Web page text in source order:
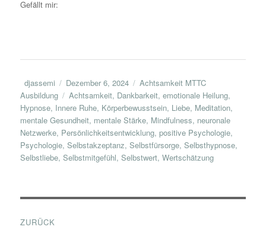
Gefällt mir:
Autor
djassemi
Veröffentlicht
am
Dezember 6, 2024 Kategorien
Achtsamkeit MTTC
Ausbildung
Schlagwörter
Achtsamkeit, Dankbarkeit,emotionale Heilung,
Hypnose, Innere Ruhe, Körperbewusstsein, Liebe, Meditation,
mentale Gesundheit, mentale Stärke, Mindfulness, neuronale
Netzwerke, Persönlichkeitsentwicklung,positive Psychologie,
Psychologie,Selbstakzeptanz,Selbstfürsorge,Selbsthypnose,
Selbstliebe,Selbstmitgefühl,Selbstwert,Wertschätzung
ZURÜCK